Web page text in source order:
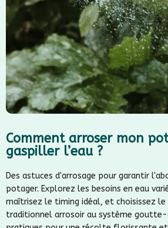
Comment arroser mon
gaspiller l’eau ?
Des astuces d'arrosage pour garantir
potager. Explorez les besoins en eau
maîtrisez le timing idéal, et choisissez le
traditionnel arrosoir au système